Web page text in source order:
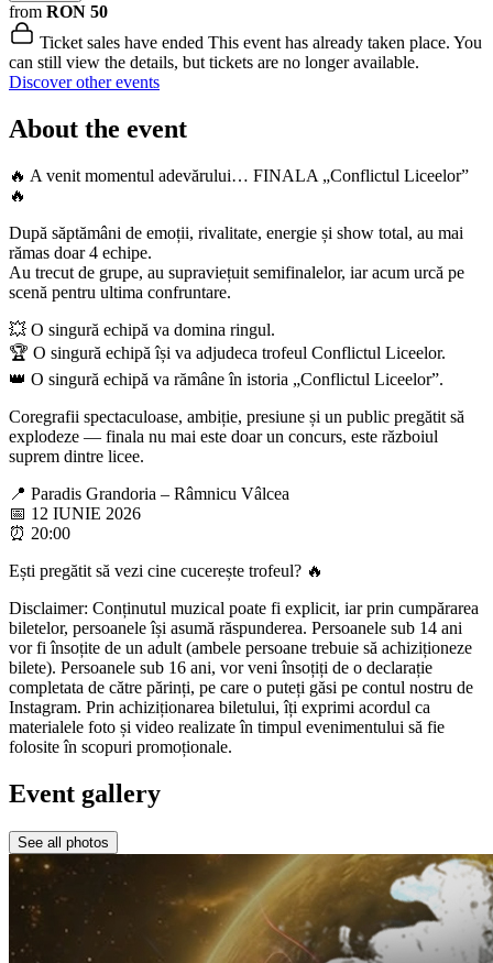
from RON 50
Ticket sales have ended This event has already taken place. You
can still view the details, but tickets are no longer available.
Discover other events
About the event
🔥 A venit momentul adevărului… FINALA „Conflictul Liceelor”
🔥
După săptămâni de emoții, rivalitate, energie și show total, au mai
rămas doar 4 echipe.
Au trecut de grupe, au supraviețuit semifinalelor, iar acum urcă pe
scenă pentru ultima confruntare.
💥 O singură echipă va domina ringul.
🏆 O singură echipă își va adjudeca trofeul Conflictul Liceelor.
👑 O singură echipă va rămâne în istoria „Conflictul Liceelor”.
Coregrafii spectaculoase, ambiție, presiune și un public pregătit să
explodeze — finala nu mai este doar un concurs, este războiul
suprem dintre licee.
📍 Paradis Grandoria – Râmnicu Vâlcea
📅 12 IUNIE 2026
⏰ 20:00
Ești pregătit să vezi cine cucerește trofeul? 🔥
Disclaimer: Conținutul muzical poate fi explicit, iar prin cumpărarea
biletelor, persoanele își asumă răspunderea. Persoanele sub 14 ani
vor fi însoțite de un adult (ambele persoane trebuie să achiziționeze
bilete). Persoanele sub 16 ani, vor veni însoțiți de o declarație
completata de către părinți, pe care o puteți găsi pe contul nostru de
Instagram. Prin achiziționarea biletului, îți exprimi acordul ca
materialele foto și video realizate în timpul evenimentului să fie
folosite în scopuri promoționale.
Event gallery
See all photos